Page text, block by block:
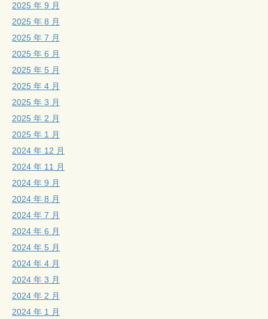
2025 年 9 月
2025 年 8 月
2025 年 7 月
2025 年 6 月
2025 年 5 月
2025 年 4 月
2025 年 3 月
2025 年 2 月
2025 年 1 月
2024 年 12 月
2024 年 11 月
2024 年 9 月
2024 年 8 月
2024 年 7 月
2024 年 6 月
2024 年 5 月
2024 年 4 月
2024 年 3 月
2024 年 2 月
2024 年 1 月